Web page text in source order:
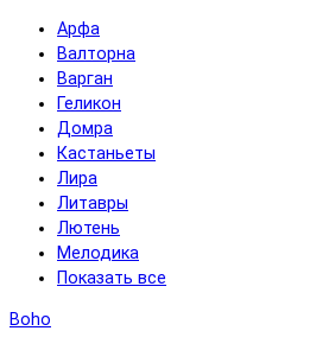
Арфа
Валторна
Варган
Геликон
Домра
Кастаньеты
Лира
Литавры
Лютень
Мелодика
Показать все
Boho